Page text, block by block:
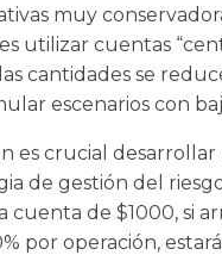
muy
utilizar cuentas
cantidades se
escenarios con
es crucial desarrollar
de gestión del
cuenta de $1000, si
por operación,